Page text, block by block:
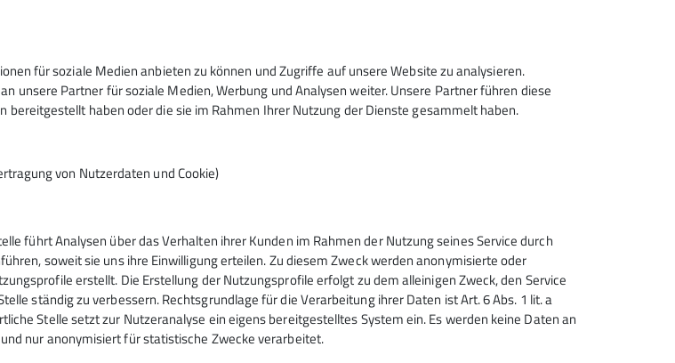
Sektion Solingen im Deutschen
Alpenverein e.V.
für soziale Medien anbieten zu können und Zugriffe auf unsere Website zu analysieren.
unsere Partner für soziale Medien, Werbung und Analysen weiter. Unsere Partner führen diese
haben oder die sie im Rahmen Ihrer Nutzung der Dienste gesammelt haben.
von Nutzerdaten und Cookie)
führt Analysen über das Verhalten ihrer Kunden im Rahmen der Nutzung seines Service durch
soweit sie uns ihre Einwilligung erteilen. Zu diesem Zweck werden anonymisierte oder
erstellt. Die Erstellung der Nutzungsprofile erfolgt zu dem alleinigen Zweck, den Service
ständig zu verbessern. Rechtsgrundlage für die Verarbeitung ihrer Daten ist Art. 6 Abs. 1 lit. a
Stelle setzt zur Nutzeranalyse ein eigens bereitgestelltes System ein. Es werden keine Daten an
nur anonymisiert für statistische Zwecke verarbeitet.